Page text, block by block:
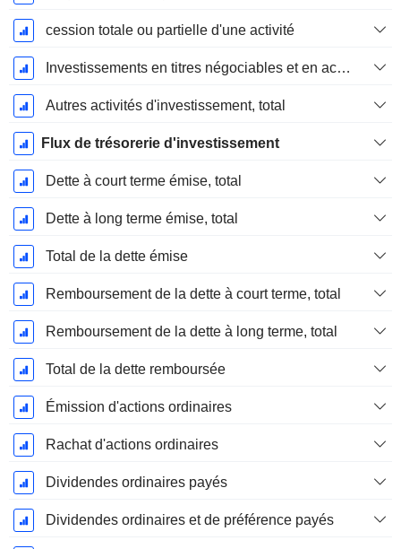
cession totale ou partielle d'une activité
Investissements en titres négociables et en actions, total
Autres activités d'investissement, total
Flux de trésorerie d'investissement
Dette à court terme émise, total
Dette à long terme émise, total
Total de la dette émise
Remboursement de la dette à court terme, total
Remboursement de la dette à long terme, total
Total de la dette remboursée
Émission d'actions ordinaires
Rachat d'actions ordinaires
Dividendes ordinaires payés
Dividendes ordinaires et de préférence payés